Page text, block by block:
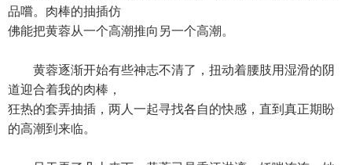
品嚐。肉棒的抽插仿
佛能把黄蓉从一个高潮推向另一个高潮。
黄蓉逐渐开始有些神志不清了，扭动着腰肢用湿滑的阴
道迎合着我的肉棒，
狂热的套弄抽插，两人一起寻找各自的快感，直到真正期盼
的高潮到来临。